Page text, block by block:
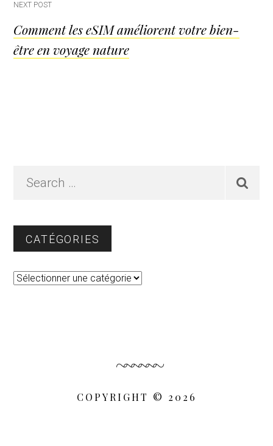
NEXT POST
Comment les eSIM améliorent votre bien-
être en voyage nature
Primary
CATÉGORIES
Catégories
COPYRIGHT © 2026